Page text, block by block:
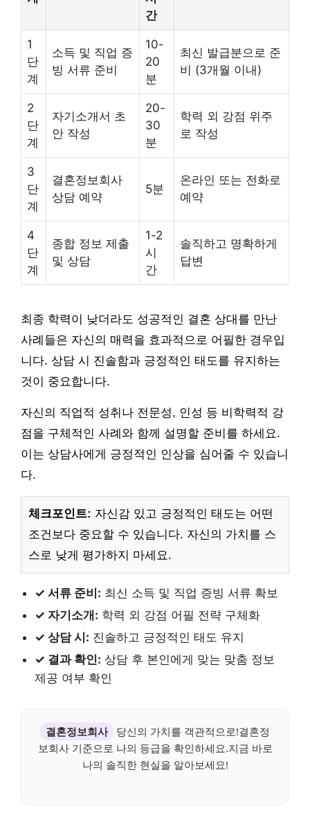
간
1
단
계
소득 및 직업 증
빙 서류 준비
10-
20
분
최신 발급분으로 준
비 (3개월 이내)
2
단
계
자기소개서 초
안 작성
20-
30
분
학력 외 강점 위주
로 작성
3
단
계
결혼정보회사
상담 예약
5분
온라인 또는 전화로
예약
4
단
계
종합 정보 제출
및 상담
1-2
시
간
솔직하고 명확하게
답변
최종 학력이 낮더라도 성공적인 결혼 상대를 만난
사례들은 자신의 매력을 효과적으로 어필한 경우입
니다. 상담 시 진솔함과 긍정적인 태도를 유지하는
것이 중요합니다.
자신의 직업적 성취나 전문성, 인성 등 비학력적 강
점을 구체적인 사례와 함께 설명할 준비를 하세요.
이는 상담사에게 긍정적인 인상을 심어줄 수 있습니
다.
체크포인트: 자신감 있고 긍정적인 태도는 어떤
조건보다 중요할 수 있습니다. 자신의 가치를 스
스로 낮게 평가하지 마세요.
✓ 서류 준비: 최신 소득 및 직업 증빙 서류 확보
✓ 자기소개: 학력 외 강점 어필 전략 구체화
✓ 상담 시: 진솔하고 긍정적인 태도 유지
✓ 결과 확인: 상담 후 본인에게 맞는 맞춤 정보
제공 여부 확인
결혼정보회사
당신의 가치를 객관적으로!결혼정
보회사 기준으로 나의 등급을 확인하세요.지금 바로
나의 솔직한 현실을 알아보세요!